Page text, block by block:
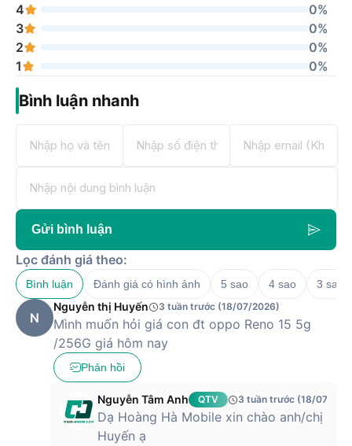
4
0%
3
0%
2
0%
1
0%
Bình luận nhanh
Gửi bình luận
Lọc đánh giá theo:
Bình luận Đánh giá có hình ảnh 5 sao 4 sao 3 sao
N
Nguyễn thị Huyến 3 tuần trước (18/07/2026)
Mình muốn hỏi giá con đt oppo Reno 15 5g
/256G giá hôm nay
Phản hồi
Nguyễn Tâm Anh QTV 3 tuần trước (18/07/
Dạ Hoàng Hà Mobile xin chào anh/chị
Huyến ạ